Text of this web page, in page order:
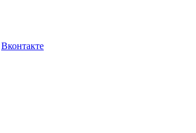
Вконтакте